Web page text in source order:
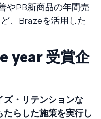
やPB新商品の年間売
、Brazeを活用した
year 受賞企
ズ・リテンションな
らした施策を実行し